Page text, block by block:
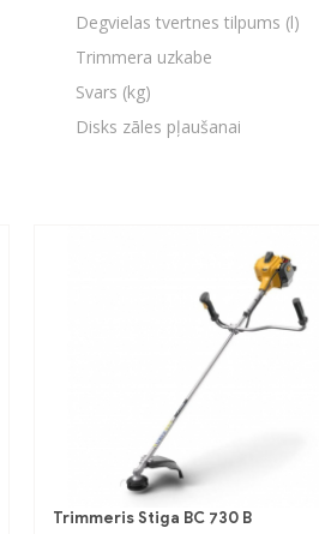
Degvielas tvertnes tilpums (l)
Trimmera uzkabe
Svars (kg)
Disks zāles pļaušanai
Trimmeris Stiga BC 730 B